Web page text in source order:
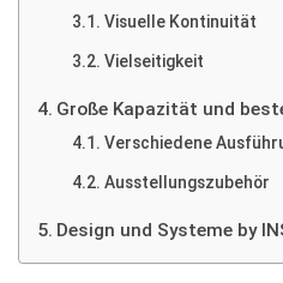
Visuelle Kontinuität
Vielseitigkeit
Große Kapazität und
Verschiedene
Ausstellungszubehör
Design und Systeme by